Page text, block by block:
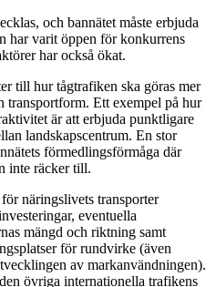
och bannätet måste erbjuda
har varit öppen för konkurrens
har också ökat.
till hur tågtrafiken ska göras mer
transportform. Ett exempel på hur
är att erbjuda punktligare
landskapscentrum. En stor
förmedlingsförmåga där
inte räcker till.
näringslivets transporter
eventuella
mängd och riktning samt
för rundvirke (även
av markanvändningen).
övriga internationella trafikens